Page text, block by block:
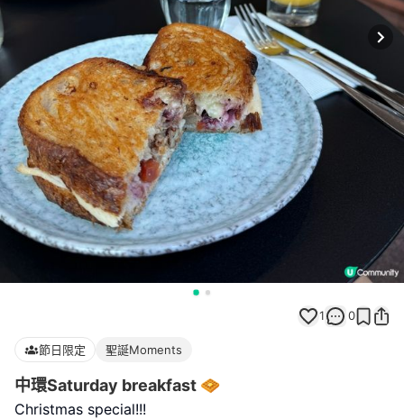
1 0
節日限定 聖誕Moments
中環Saturday breakfast 🧇
Christmas special!!!